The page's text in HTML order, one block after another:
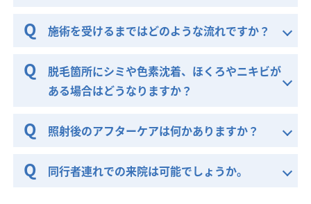
施術を受けるまではどのような流れですか？
脱毛箇所にシミや色素沈着、ほくろやニキビが
ある場合はどうなりますか？
照射後のアフターケアは何かありますか？
同行者連れでの来院は可能でしょうか。